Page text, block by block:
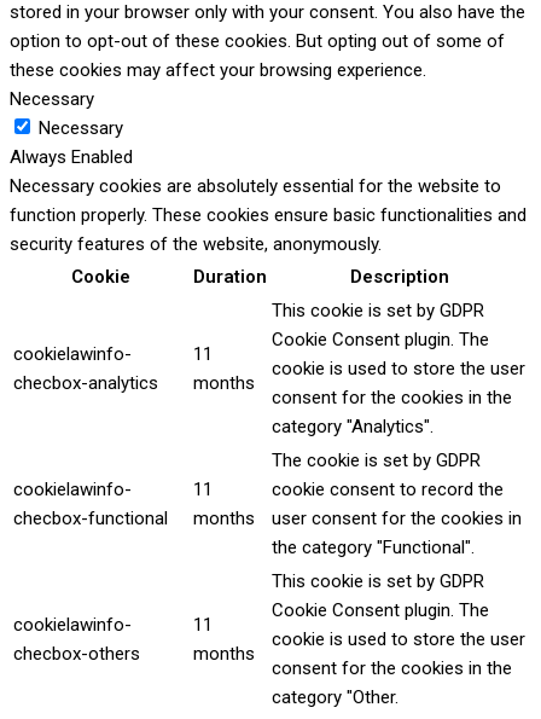
stored in your browser only with your consent. You also have the
option to opt-out of these cookies. But opting out of some of
these cookies may affect your browsing experience.
Necessary
Necessary
Always Enabled
Necessary cookies are absolutely essential for the website to
function properly. These cookies ensure basic functionalities and
security features of the website, anonymously.
Cookie
Duration Description
cookielawinfo-
checbox-analytics
11
months
This cookie is set by GDPR
Cookie Consent plugin. The
cookie is used to store the user
consent for the cookies in the
category "Analytics".
cookielawinfo-
checbox-functional
11
months
The cookie is set by GDPR
cookie consent to record the
user consent for the cookies in
the category "Functional".
cookielawinfo-
checbox-others
11
months
This cookie is set by GDPR
Cookie Consent plugin. The
cookie is used to store the user
consent for the cookies in the
category "Other.